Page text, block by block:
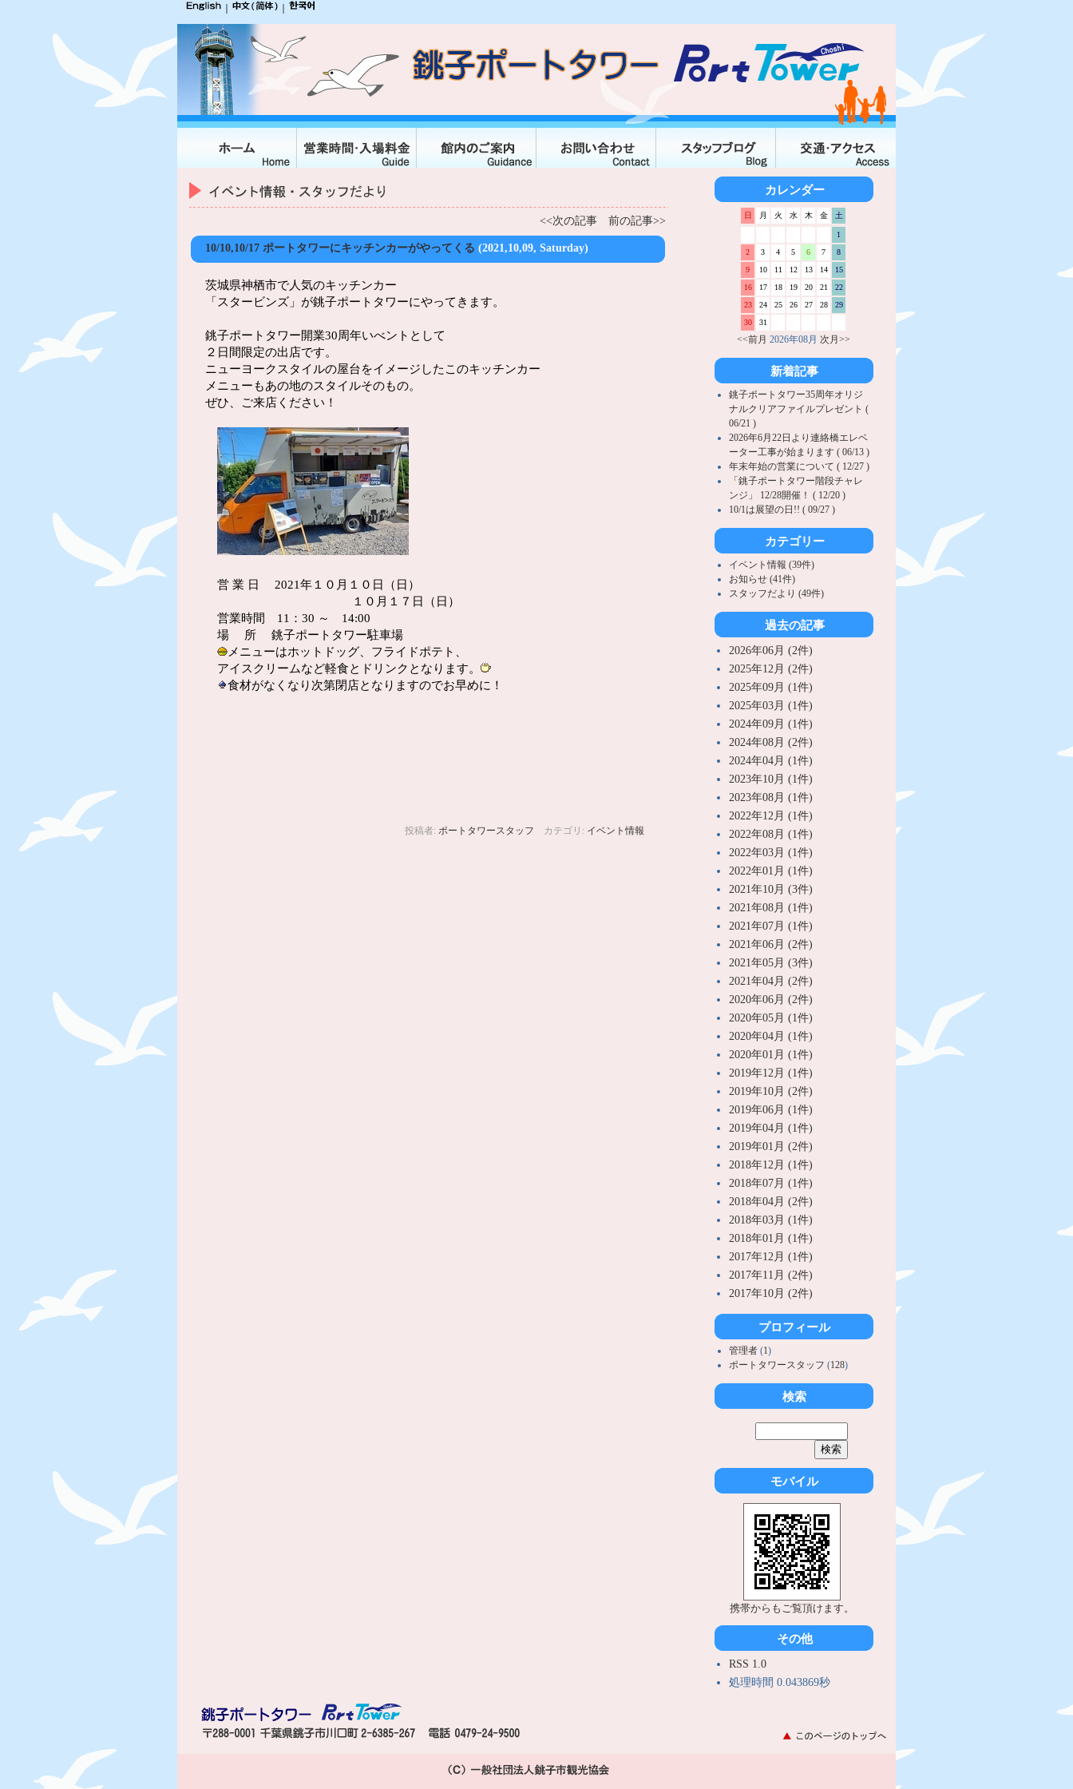
<<次の記事 前の記事>>
10/10,10/17 ポートタワーにキッチンカーがやってくる (2021,10,09, Saturday)
茨城県神栖市で人気のキッチンカー
「スタービンズ」が銚子ポートタワーにやってきます。
銚子ポートタワー開業30周年いべントとして
２日間限定の出店です。
ニューヨークスタイルの屋台をイメージしたこのキッチンカー
メニューもあの地のスタイルそのもの。
ぜひ、ご来店ください！
営 業 日 2021年１０月１０日（日）
１０月１７日（日）
営業時間 11：30 ～ 14:00
場 所 銚子ポートタワー駐車場
メニューはホットドッグ、フライドポテト、
アイスクリームなど軽食とドリンクとなります。
食材がなくなり次第閉店となりますのでお早めに！
投稿者: ポートタワースタッフ カテゴリ: イベント情報
カレンダー
日 月 火 水 木 金 土
1
2
3 4 5 6 7
8
9
10 11 12 13 14
15
16
17 18 19 20 21
22
23
24 25 26 27 28
29
30
31
<<前月 2026年08月 次月>>
新着記事
銚子ポートタワー35周年オリジ
ナルクリアファイルプレゼント (
06/21 )
2026年6月22日より連絡橋エレベ
ーター工事が始まります ( 06/13 )
年末年始の営業について ( 12/27 )
「銚子ポートタワー階段チャレ
ンジ」 12/28開催！ ( 12/20 )
10/1は展望の日!! ( 09/27 )
カテゴリー
イベント情報 (39件)
お知らせ (41件)
スタッフだより (49件)
過去の記事
2026年06月 (2件)
2025年12月 (2件)
2025年09月 (1件)
2025年03月 (1件)
2024年09月 (1件)
2024年08月 (2件)
2024年04月 (1件)
2023年10月 (1件)
2023年08月 (1件)
2022年12月 (1件)
2022年08月 (1件)
2022年03月 (1件)
2022年01月 (1件)
2021年10月 (3件)
2021年08月 (1件)
2021年07月 (1件)
2021年06月 (2件)
2021年05月 (3件)
2021年04月 (2件)
2020年06月 (2件)
2020年05月 (1件)
2020年04月 (1件)
2020年01月 (1件)
2019年12月 (1件)
2019年10月 (2件)
2019年06月 (1件)
2019年04月 (1件)
2019年01月 (2件)
2018年12月 (1件)
2018年07月 (1件)
2018年04月 (2件)
2018年03月 (1件)
2018年01月 (1件)
2017年12月 (1件)
2017年11月 (2件)
2017年10月 (2件)
プロフィール
管理者 (1)
ポートタワースタッフ (128)
検索
モバイル
携帯からもご覧頂けます。
その他
RSS 1.0
処理時間 0.043869秒